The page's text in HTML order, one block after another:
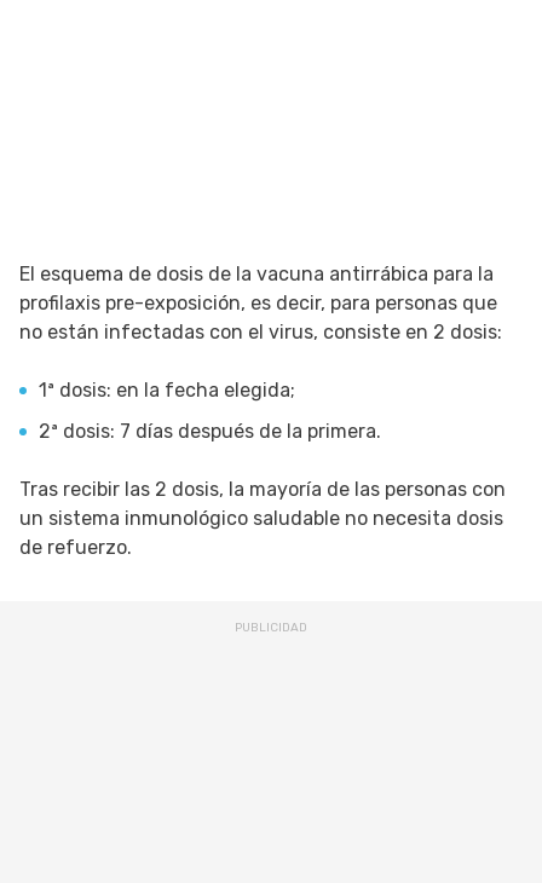
El esquema de dosis de la vacuna antirrábica para la
profilaxis pre-exposición, es decir, para personas que
no están infectadas con el virus, consiste en 2 dosis:
1ª dosis: en la fecha elegida;
2ª dosis: 7 días después de la primera.
Tras recibir las 2 dosis, la mayoría de las personas con
un sistema inmunológico saludable no necesita dosis
de refuerzo.